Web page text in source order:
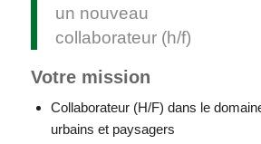
un nouveau
collaborateur (h/f)
Votre mission
Collaborateur (H/F) dans le
urbains et paysagers